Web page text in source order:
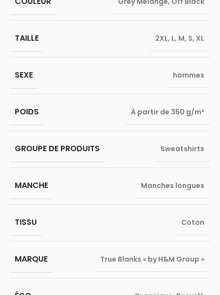
TAILLE 2XL, L, M, S, XL
SEXE hommes
POIDS À partir de 350 g/m²
GROUPE DE PRODUITS Sweatshirts
MANCHE Manches longues
TISSU Coton
MARQUE True Blanks « by H&M Group »